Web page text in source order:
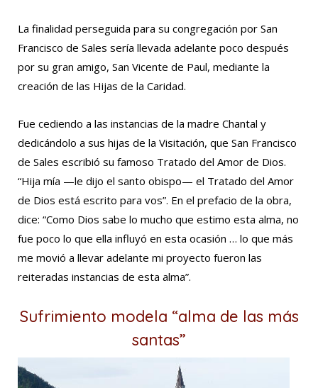
La finalidad perseguida para su congregación por San
Francisco de Sales sería llevada adelante poco después
por su gran amigo, San Vicente de Paul, mediante la
creación de las Hijas de la Caridad.
Fue cediendo a las instancias de la madre Chantal y
dedicándolo a sus hijas de la Visitación, que San Francisco
de Sales escribió su famoso Tratado del Amor de Dios.
“Hija mía —le dijo el santo obispo— el Tratado del Amor
de Dios está escrito para vos”. En el prefacio de la obra,
dice: “Como Dios sabe lo mucho que estimo esta alma, no
fue poco lo que ella influyó en esta ocasión … lo que más
me movió a llevar adelante mi proyecto fueron las
reiteradas instancias de esta alma”.
Sufrimiento modela “alma de las más
santas”